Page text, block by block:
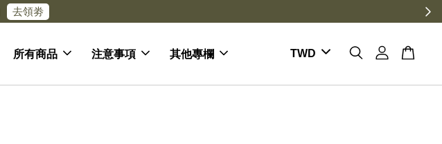
去領劵
所有商品 注意事項 其他專欄